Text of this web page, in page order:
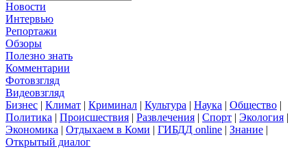
Новости
Интервью
Репортажи
Обзоры
Полезно знать
Комментарии
Фотовзгляд
Видеовзгляд
Бизнес | Климат | Криминал | Культура | Наука | Общество |
Политика | Происшествия | Развлечения | Спорт | Экология |
Экономика | Отдыхаем в Коми | ГИБДД online | Знание |
Открытый диалог